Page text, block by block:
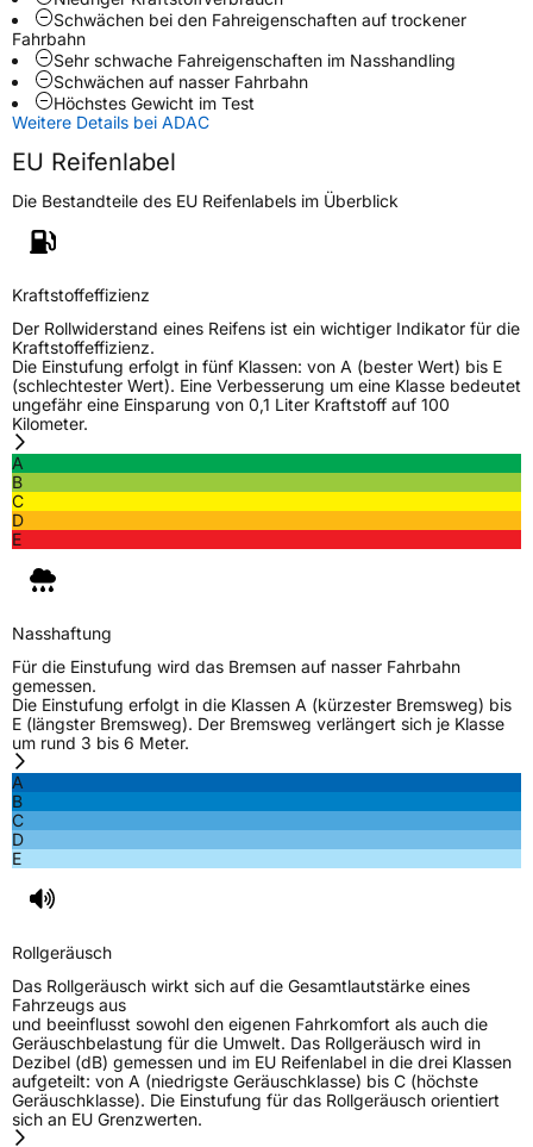
ZustandNeureifen
M+SJa
EU Label
EffizienzC
Rollgeräusch (dB) 71
FahrzeugklasseC1
3PMSF / Schneeflockensymbol / Alpine-Symbol
Allgemeine Produktsicherheit (GPSR)
Herstellerkontakt
Verantwortliche
in der EU
Veneesh Pillai, 4 SHENTON WAY #08-02 SGX
CENTRE 2 SINGAPORE 068807,
veneeshpillai@omni-united.com,
+6584688270
Schwächen bei den Fahreigenschaften auf trockener
Fahrbahn
Sehr schwache Fahreigenschaften im Nasshandling
Schwächen auf nasser Fahrbahn
Höchstes Gewicht im Test
Weitere Details bei ADAC
EU Reifenlabel
Die Bestandteile des EU Reifenlabels im Überblick
Kraftstoffeffizienz
Der Rollwiderstand eines Reifens ist ein wichtiger Indikator für die
Kraftstoffeffizienz.
Die Einstufung erfolgt in fünf Klassen: von A (bester Wert) bis E
(schlechtester Wert). Eine Verbesserung um eine Klasse bedeutet
ungefähr eine Einsparung von 0,1 Liter Kraftstoff auf 100
Kilometer.
A
B
C
D
E
Nasshaftung
Für die Einstufung wird das Bremsen auf nasser Fahrbahn
gemessen.
Die Einstufung erfolgt in die Klassen A (kürzester Bremsweg) bis
E (längster Bremsweg). Der Bremsweg verlängert sich je Klasse
um rund 3 bis 6 Meter.
A
B
C
D
E
Rollgeräusch
Das Rollgeräusch wirkt sich auf die Gesamtlautstärke eines
Fahrzeugs aus
und beeinflusst sowohl den eigenen Fahrkomfort als auch die
Geräuschbelastung für die Umwelt. Das Rollgeräusch wird in
Dezibel (dB) gemessen und im EU Reifenlabel in die drei Klassen
aufgeteilt: von A (niedrigste Geräuschklasse) bis C (höchste
Geräuschklasse). Die Einstufung für das Rollgeräusch orientiert
sich an EU Grenzwerten.